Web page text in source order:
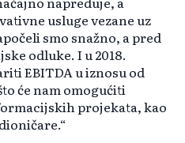
usluge vezane uz
smo snažno, a pred
odluke. I u 2018.
EBITDA u iznosu od
će nam omogućiti
projekata, kao